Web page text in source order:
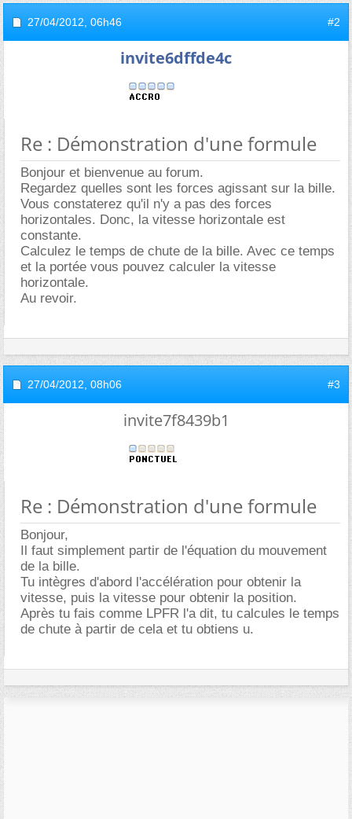
27/04/2012, 06h46 #2
invite6dffde4c
Re : Démonstration d'une formule
Bonjour et bienvenue au forum.
Regardez quelles sont les forces agissant sur la bille.
Vous constaterez qu'il n'y a pas des forces
horizontales. Donc, la vitesse horizontale est
constante.
Calculez le temps de chute de la bille. Avec ce temps
et la portée vous pouvez calculer la vitesse
horizontale.
Au revoir.
27/04/2012, 08h06 #3
invite7f8439b1
Re : Démonstration d'une formule
Bonjour,
Il faut simplement partir de l'équation du mouvement
de la bille.
Tu intègres d'abord l'accélération pour obtenir la
vitesse, puis la vitesse pour obtenir la position.
Après tu fais comme LPFR l'a dit, tu calcules le temps
de chute à partir de cela et tu obtiens u.